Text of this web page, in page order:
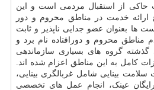
حاکی از استقبال مردمی است و این
ارائه خدمت در مناطق محروم و دور
ها بعنوان عضو جدایی ناپذیر و ثابت
مناطق محروم و دورافتاده نام برد و
گروه های بسیاری سازماندهی
کامل به این مناطق اعزام شده اند.
سلامت بینایی شامل غربالگری بینایی،
عینک، انجام عمل های تخصصی